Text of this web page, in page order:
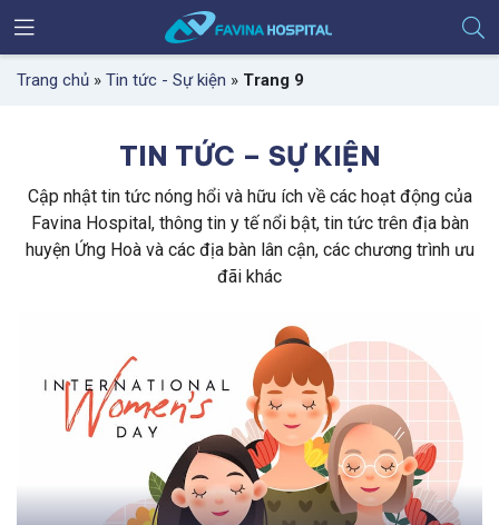
Trang chủ » Tin tức - Sự kiện » Trang 9
TIN TỨC – SỰ KIỆN
Cập nhật tin tức nóng hổi và hữu ích về các hoạt động của
Favina Hospital, thông tin y tế nổi bật, tin tức trên địa bàn
huyện Ứng Hoà và các địa bàn lân cận, các chương trình ưu
đãi khác